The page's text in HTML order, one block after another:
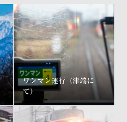
ワンマン運行（津端に
て）